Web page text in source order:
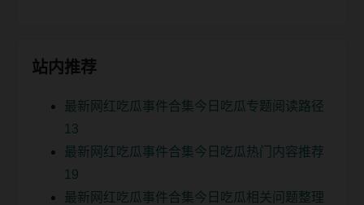
站内推荐
最新网红吃瓜事件合集今日吃瓜专题阅读路径
13
最新网红吃瓜事件合集今日吃瓜热门内容推荐
19
最新网红吃瓜事件合集今日吃瓜相关问题整理